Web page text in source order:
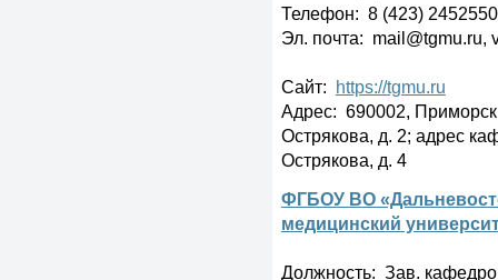
Телефон: 8 (423)
Эл. почта: mail@tgmu.ru,
Сайт: https://tgmu.ru
Адрес: 690002,
Острякова, д. 2; адрес
Острякова, д. 4
ФГБОУ ВО
медицинский
Должность: Зав.